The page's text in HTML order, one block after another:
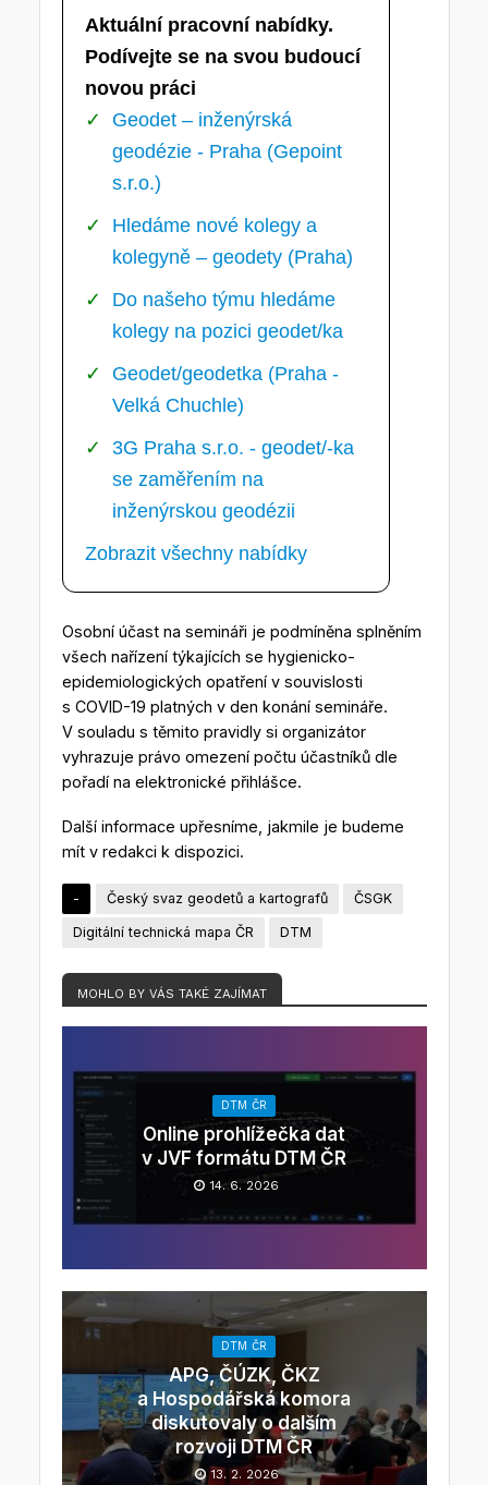
Aktuální pracovní nabídky.
Podívejte se na svou budoucí
novou práci
Geodet – inženýrská
geodézie - Praha (Gepoint
s.r.o.)
Hledáme nové kolegy a
kolegyně – geodety (Praha)
Do našeho týmu hledáme
kolegy na pozici geodet/ka
Geodet/geodetka (Praha -
Velká Chuchle)
3G Praha s.r.o. - geodet/-ka
se zaměřením na
inženýrskou geodézii
Zobrazit všechny nabídky
Osobní účast na semináři je podmíněna splněním
všech nařízení týkajících se hygienicko-
epidemiologických opatření v souvislosti
s COVID-19 platných v den konání semináře.
V souladu s těmito pravidly si organizátor
vyhrazuje právo omezení počtu účastníků dle
pořadí na elektronické přihlášce.
Další informace upřesníme, jakmile je budeme
mít v redakci k dispozici.
- Český svaz geodetů a kartografů ČSGK
Digitální technická mapa ČR DTM
MOHLO BY VÁS TAKÉ ZAJÍMAT
DTM ČR
Online prohlížečka dat
v JVF formátu DTM ČR
14. 6. 2026
DTM ČR
APG, ČÚZK, ČKZ
a Hospodářská komora
diskutovaly o dalším
rozvoji DTM ČR
13. 2. 2026